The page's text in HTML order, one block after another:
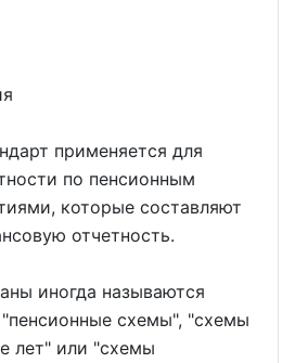
применяется для
по пенсионным
которые составляют
отчетность.
иногда называются
схемы", "схемы
лет" или "схемы